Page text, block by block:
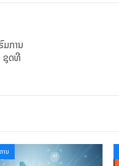
ມການ
ຊຸດທີ
ານ